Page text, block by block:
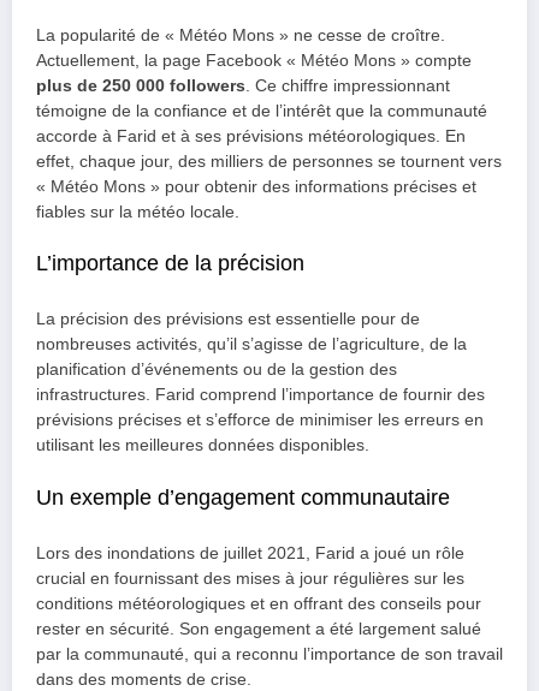
La popularité de « Météo Mons » ne cesse de croître.
Actuellement, la page Facebook « Météo Mons » compte
plus de 250 000 followers . Ce chiffre impressionnant
témoigne de la confiance et de l’intérêt que la communauté
accorde à Farid et à ses prévisions météorologiques. En
effet, chaque jour, des milliers de personnes se tournent vers
« Météo Mons » pour obtenir des informations précises et
fiables sur la météo locale.
L’importance de la précision
La précision des prévisions est essentielle pour de
nombreuses activités, qu’il s’agisse de l’agriculture, de la
planification d’événements ou de la gestion des
infrastructures. Farid comprend l’importance de fournir des
prévisions précises et s’efforce de minimiser les erreurs en
utilisant les meilleures données disponibles.
Un exemple d’engagement communautaire
Lors des inondations de juillet 2021, Farid a joué un rôle
crucial en fournissant des mises à jour régulières sur les
conditions météorologiques et en offrant des conseils pour
rester en sécurité. Son engagement a été largement salué
par la communauté, qui a reconnu l’importance de son travail
dans des moments de crise.